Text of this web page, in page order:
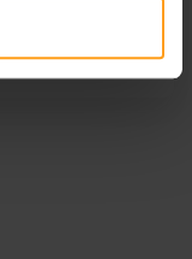
stages en